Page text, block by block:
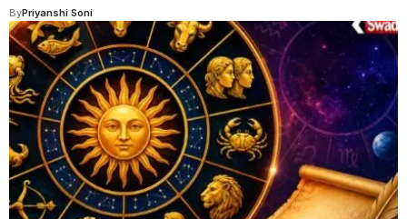
ByPriyanshi Soni